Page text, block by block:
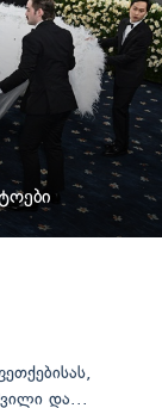
და...